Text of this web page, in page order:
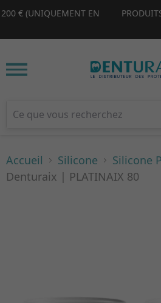
PRODUITS EN PROMOTION
2 3 4
Accueil Silicone
Silicone
Denturaix | PLATINAIX 80